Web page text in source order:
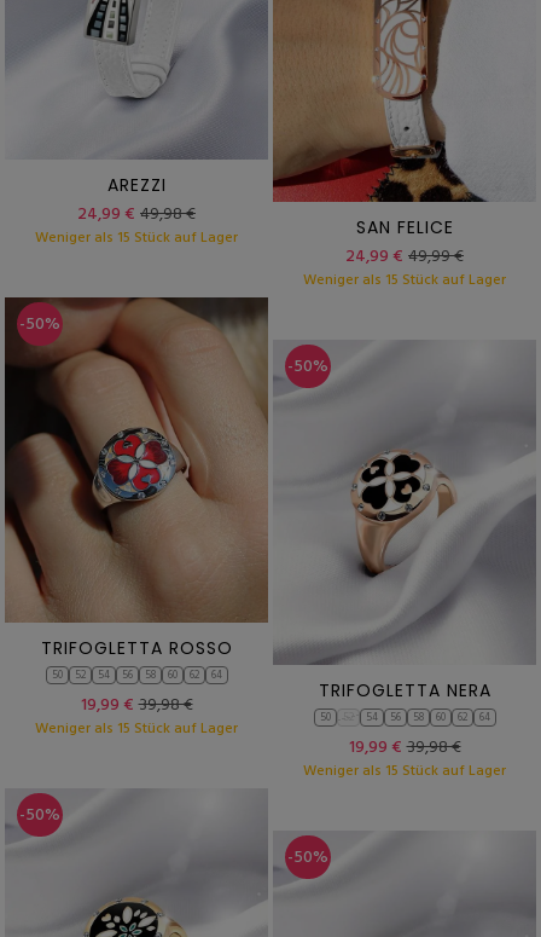
AREZZI
24,99 € 49,98 €
Weniger als 15 Stück auf Lager SAN FELICE
24,99 € 49,99 €
Weniger als 15 Stück auf Lager
-50%
TRIFOGLETTA ROSSO
50 52 54 56 58 60 62 64
19,99 €39,98 €
Weniger als 15 Stück auf Lager
-50%
TRIFOGLETTA NERA
50 54 56 58 60 62 64
19,99 €39,98 €
Weniger als 15 Stück auf Lager
-50%
-50%